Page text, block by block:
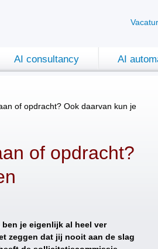
AI consultancy AI
of opdracht? Ook daarvan kun je
of opdracht?
je eigenlijk al heel ver
zeggen dat jij nooit aan de slag